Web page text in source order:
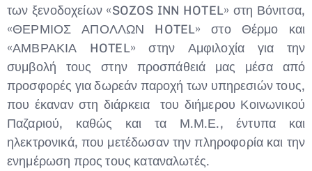
των ξενοδοχείων «SOZOS INN HOTEL» στη Βόνιτσα,
«ΘΕΡΜΙΟΣ ΑΠΟΛΛΩΝ HOTEL» στο Θέρμο και
«ΑΜΒΡΑΚΙΑ HOTEL» στην Αμφιλοχία για την
συμβολή τους στην προσπάθειά μας μέσα από
προσφορές για δωρεάν παροχή των υπηρεσιών τους,
που έκαναν στη διάρκεια του διήμερου Κοινωνικού
Παζαριού, καθώς και τα Μ.Μ.Ε., έντυπα και
ηλεκτρονικά, που μετέδωσαν την πληροφορία και την
ενημέρωση προς τους καταναλωτές.